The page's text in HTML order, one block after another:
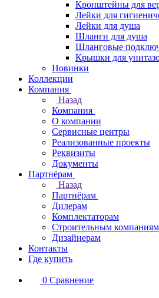
Кронштейны для
Лейки для
Лейки для душа
Шланги для душа
Шланговые
Крышки для
Новинки
Коллекции
Компания
Назад
Компания
О компании
Сервисные центры
Реализованные проекты
Реквизиты
Документы
Партнёрам
Назад
Партнёрам
Дилерам
Комплектаторам
Строительным компаниям
Дизайнерам
Контакты
Где купить
0 Сравнение